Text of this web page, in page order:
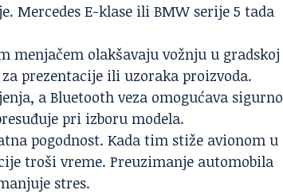
Mercedes E-klase ili BMW serije 5 tada
menjačem olakšavaju vožnju u gradskoj
prezentacije ili uzoraka proizvoda.
a Bluetooth veza omogućava sigurno
pri izboru modela.
pogodnost. Kada tim stiže avionom u
troši vreme. Preuzimanje automobila
stres.